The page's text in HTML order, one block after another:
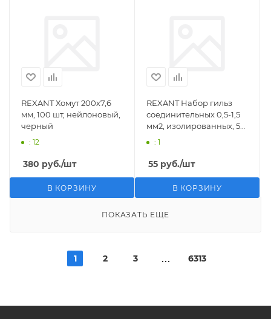
REXANT Хомут 200х7,6
мм, 100 шт, нейлоновый,
черный
: 12
380 руб./шт
В КОРЗИНУ
REXANT Набор гильз
соединительных 0,5-1,5
мм2, изолированных, 5
: 1
55 руб./шт
В КОРЗИНУ
ПОКАЗАТЬ ЕЩЕ
1 2 3 6313